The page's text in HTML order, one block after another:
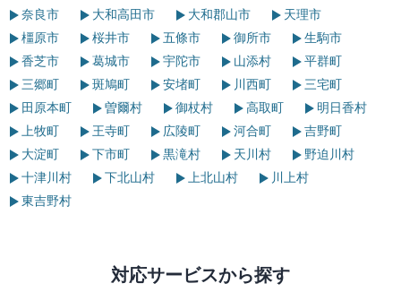
奈良市 大和高田市 大和郡山市
天理市
橿原市
桜井市 五條市 御所市
生駒市
香芝市
葛城市 宇陀市 山添村
平群町
三郷町
斑鳩町 安堵町 川西町
三宅町
田原本町
曽爾村 御杖村 高取町
明日香村
上牧町
王寺町 広陵町 河合町
吉野町
大淀町
下市町 黒滝村 天川村
野迫川村
十津川村
下北山村 上北山村
川上村
東吉野村
対応サービスから探す